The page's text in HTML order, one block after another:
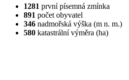
1281 první písemná zmínka
891 počet obyvatel
346 nadmořská výška (m n. m.)
580 katastrální výměra (ha)